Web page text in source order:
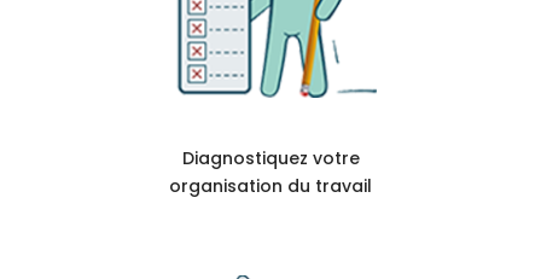
Diagnostiquez votre
organisation du travail